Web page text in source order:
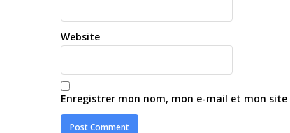
Website
Enregistrer mon nom, mon e-mail et mon